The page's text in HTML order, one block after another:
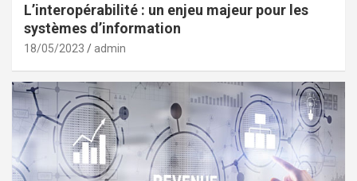
L’interopérabilité : un enjeu majeur pour les
systèmes d’information
18/05/2023 admin